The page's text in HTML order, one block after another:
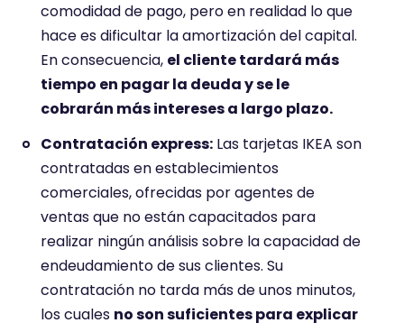
comodidad de pago, pero en realidad lo que
hace es dificultar la amortización del capital.
En consecuencia, el cliente tardará más
tiempo en pagar la deuda y se le
cobrarán más intereses a largo plazo.
Contratación express: Las tarjetas IKEA son
contratadas en establecimientos
comerciales, ofrecidas por agentes de
ventas que no están capacitados para
realizar ningún análisis sobre la capacidad de
endeudamiento de sus clientes. Su
contratación no tarda más de unos minutos,
los cuales no son suficientes para explicar